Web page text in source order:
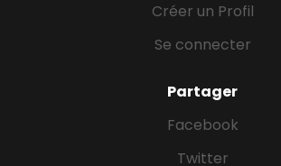
Créer un Profil
Se connecter
Partager
Facebook
Twitter